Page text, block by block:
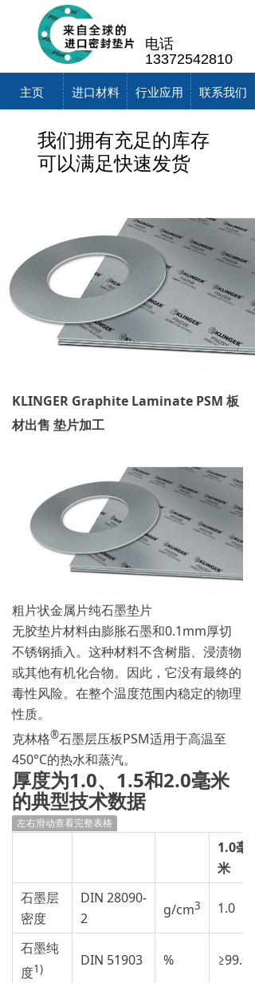
电话
13372542810
主页 进口材料 行业应用 联系我们
KLINGER Graphite Laminate PSM 板
材出售 垫片加工
粗片状金属片纯石墨垫片
无胶垫片材料由膨胀石墨和0.1mm厚切
不锈钢插入。这种材料不含树脂、浸渍物
或其他有机化合物。因此，它没有最终的
毒性风险。在整个温度范围内稳定的物理
性质。
克林格®石墨层压板PSM适用于高温至
450°C的热水和蒸汽。
厚度为1.0、1.5和2.0毫米
的典型技术数据
左右滑动查看完整表格
1.0毫
米
石墨层
密度
DIN 28090-
2
g/cm3 1.0
石墨纯
度1) DIN 51903 % ≥99.0
我们拥有充足的库存
可以满足快速发货